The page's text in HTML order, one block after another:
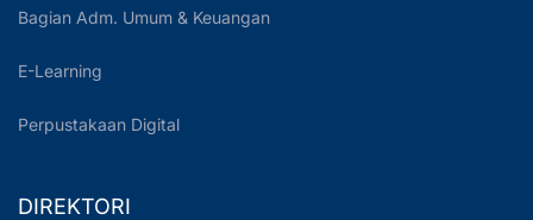
Bagian Adm. Umum & Keuangan
E-Learning
Perpustakaan Digital
DIREKTORI